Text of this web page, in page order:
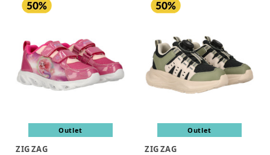
Outlet
ZIG ZAG
Outlet
ZIG ZAG